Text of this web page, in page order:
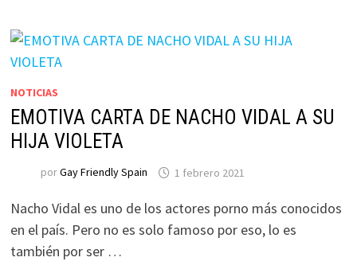
NOTICIAS
EMOTIVA CARTA DE NACHO VIDAL A SU
HIJA VIOLETA
porGay Friendly Spain 1 febrero 2021
Nacho Vidal es uno de los actores porno más conocidos
en el país. Pero no es solo famoso por eso, lo es
también por ser …